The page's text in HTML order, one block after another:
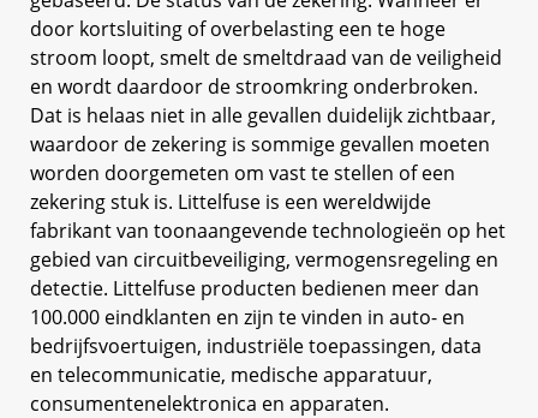
door kortsluiting of overbelasting een te hoge
stroom loopt, smelt de smeltdraad van de veiligheid
en wordt daardoor de stroomkring onderbroken.
Dat is helaas niet in alle gevallen duidelijk zichtbaar,
waardoor de zekering is sommige gevallen moeten
worden doorgemeten om vast te stellen of een
zekering stuk is. Littelfuse is een wereldwijde
fabrikant van toonaangevende technologieën op het
gebied van circuitbeveiliging, vermogensregeling en
detectie. Littelfuse producten bedienen meer dan
100.000 eindklanten en zijn te vinden in auto- en
bedrijfsvoertuigen, industriële toepassingen, data
en telecommunicatie, medische apparatuur,
consumentenelektronica en apparaten.